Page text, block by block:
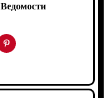
Ведомости